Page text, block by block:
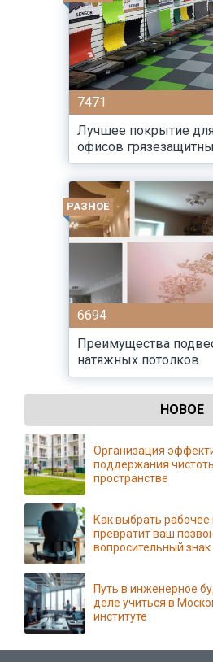
7471
Лучшее покрытие
офисов
РАЗНОЕ
6694
Преимущества
натяжных потолков
НОВОЕ
Организация
поддержания
пространстве
Как выбрать рабочее
превратит ваш
вопросительный знак
Путь в инженерное
деле учиться в
институте